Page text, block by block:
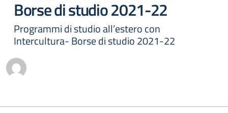
Borse di studio 2021-22
Programmi di studio all’estero con
Intercultura- Borse di studio 2021-22